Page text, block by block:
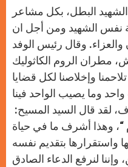
p
p
g
e
r
o
k
r البطل، بكل مشاعر
نفس الشهيد ومن أجل ان
والعزاء. وقال رئيس الوفد
مطران الروم الكاثوليك
وإخلاصنا لكل قضايا
وما يصيب الواحد فينا
لقد قال السيد المسيح:
“، وهذا أشرف ما في حياة
واستقرارها بتقديم نفسه
لنرفع الدعاء الصادق